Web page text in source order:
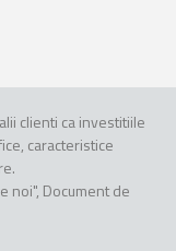
clienti ca investitiile
caracteristice
noi", Document de